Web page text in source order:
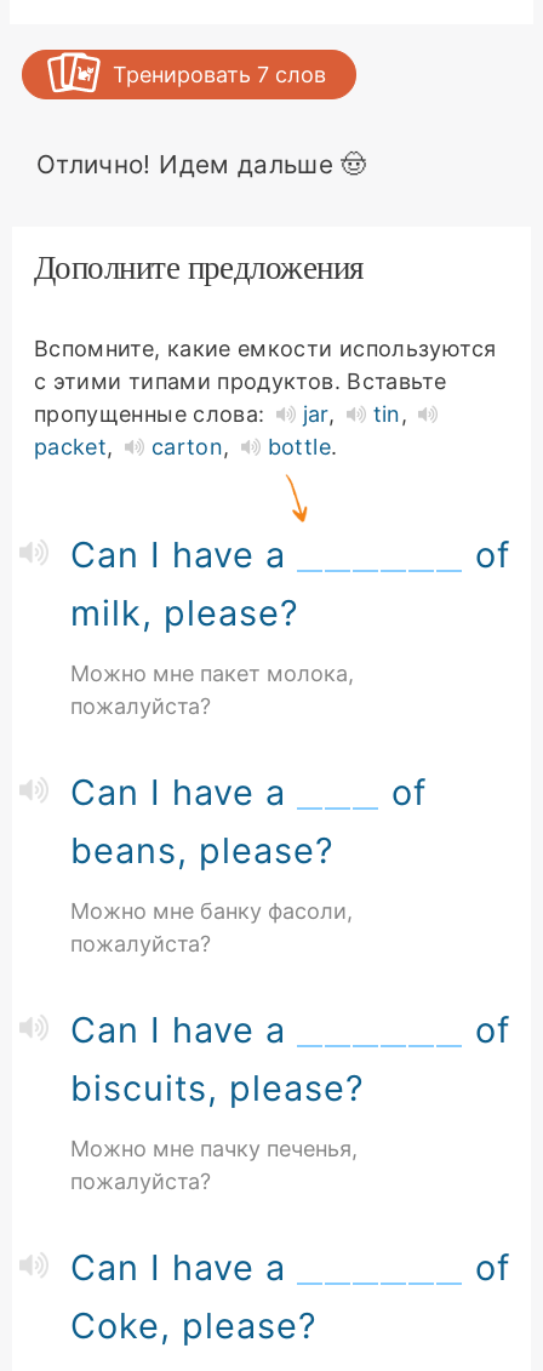
Тренировать 7 слов
Отлично! Идем дальше 🤠
Дополните предложения
Вспомните, какие емкости используются
с этими типами продуктов. Вставьте
пропущенные слова:
jar, tin,
packet, carton, bottle.
Can I have a
of
milk, please?
Можно мне пакет молока,
пожалуйста?
Can I have a
of
beans, please?
Можно мне банку фасоли,
пожалуйста?
Can I have a
of
biscuits, please?
Можно мне пачку печенья,
пожалуйста?
Can I have a
of
Coke, please?